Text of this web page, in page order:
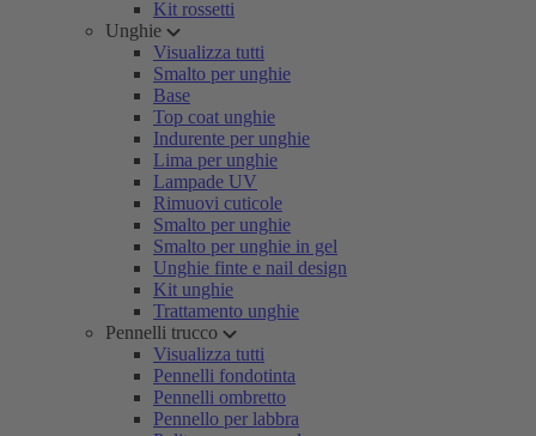
Kit rossetti
Unghie
Visualizza tutti
Smalto per unghie
Base
Top coat unghie
Indurente per unghie
Lima per unghie
Lampade UV
Rimuovi cuticole
Smalto per unghie
Smalto per unghie in gel
Unghie finte e nail design
Kit unghie
Trattamento unghie
Pennelli trucco
Visualizza tutti
Pennelli fondotinta
Pennelli ombretto
Pennello per labbra